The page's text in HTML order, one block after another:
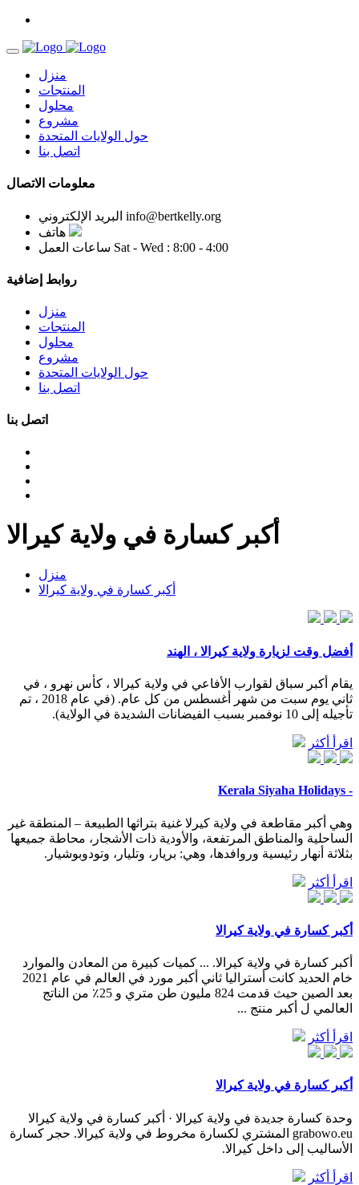
منزل
المنتجات
محلول
مشروع
حول الولايات المتحدة
اتصل بنا
معلومات الاتصال
البريد الإلكتروني info@bertkelly.org
هاتف
ساعات العمل Sat - Wed : 8:00 - 4:00
روابط إضافية
منزل
المنتجات
محلول
مشروع
حول الولايات المتحدة
اتصل بنا
اتصل بنا
أكبر كسارة في ولاية كيرالا
منزل
أكبر كسارة في ولاية كيرالا
أفضل وقت لزيارة ولاية كيرالا ، الهند
يقام أكبر سباق لقوارب الأفاعي في ولاية كيرالا ، كأس نهرو ، في
ثاني يوم سبت من شهر أغسطس من كل عام. (في عام 2018 ، تم
تأجيله إلى 10 نوفمبر بسبب الفيضانات الشديدة في الولاية).
اقرأ أكثر
- Kerala Siyaha Holidays
وهي أكبر مقاطعة في ولاية كيرلا غنية بتراثها الطبيعة – المنطقة غير
الساحلية والمناطق المرتفعة، والأودية ذات الأشجار، محاطة جميعها
بثلاثة أنهار رئيسية وروافدها، وهي: بريار، وتليار، وتودوبوشيار.
اقرأ أكثر
أكبر كسارة في ولاية كيرالا
أكبر كسارة في ولاية كيرالا. ... كميات كبيرة من المعادن والموارد
خام الحديد كانت أستراليا ثاني أكبر مورد في العالم في عام 2021
بعد الصين حيث قدمت 824 مليون طن متري و 25٪ من الناتج
العالمي ل أكبر منتج ...
اقرأ أكثر
أكبر كسارة في ولاية كيرالا
وحدة كسارة جديدة في ولاية كيرالا · أكبر كسارة في ولاية كيرالا
grabowo.eu المشتري لكسارة مخروط في ولاية كيرالا. حجر كسارة
الأساليب إلى داخل كيرالا.
اقرأ أكثر